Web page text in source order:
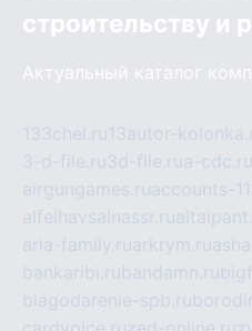
строительству и
Актуальный каталог
133chel.ru13autor-
3-d-file.ru3d-file.rua-cdc.ru
airgungames.ruaccounts-
alfeihavsalnassr.ru
aria-family.ruarkrym.ru
bankaribi.rubandamn.ru
blagodarenie-spb.ru